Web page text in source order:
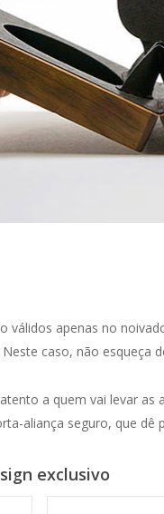
válidos apenas no
caso, não esqueça
a quem vai levar as
aliança seguro, que dê
exclusivo